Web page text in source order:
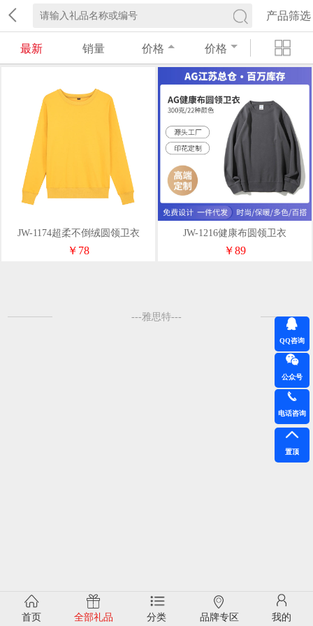
产品筛选
最新 销量 价格 价格
JW-1174超柔不倒绒圆领卫衣
￥78
JW-1216健康布圆领卫衣
￥89
---雅思特---
首页 全部礼品 分类 品牌专区 我的
QQ咨询
公众号
电话咨询
置顶